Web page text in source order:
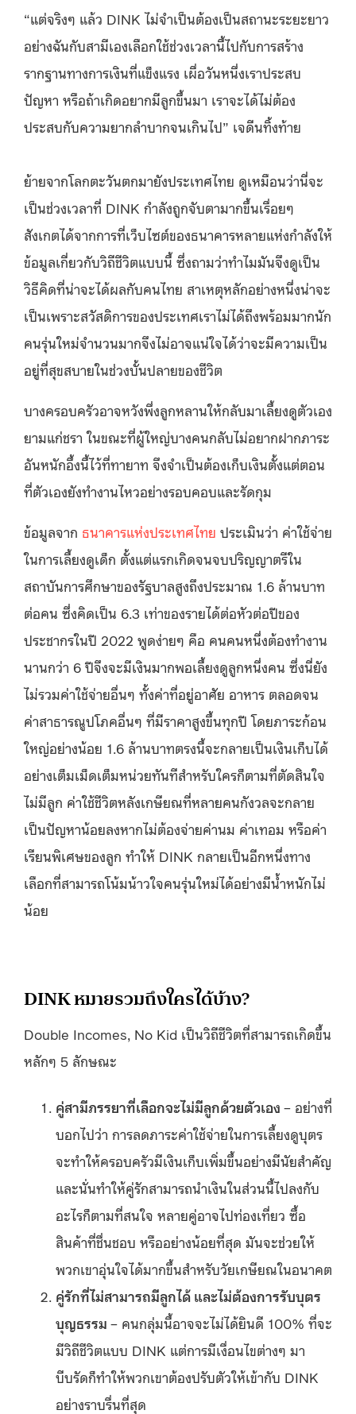
“แต่จริงๆ แล้ว DINK ไม่จำเป็นต้องเป็นสถานะระยะยาว
อย่างฉันกับสามีเองเลือกใช้ช่วงเวลานี้ไปกับการสร้าง
รากฐานทางการเงินที่แข็งแรง เผื่อวันหนึ่งเราประสบ
ปัญหา หรือถ้าเกิดอยากมีลูกขึ้นมา เราจะได้ไม่ต้อง
ประสบกับความยากลำบากจนเกินไป” เจดีนทิ้งท้าย
ย้ายจากโลกตะวันตกมายังประเทศไทย ดูเหมือนว่านี่จะ
เป็นช่วงเวลาที่ DINK กำลังถูกจับตามากขึ้นเรื่อยๆ
สังเกตได้จากการที่เว็บไซต์ของธนาคารหลายแห่งกำลังให้
ข้อมูลเกี่ยวกับวิถีชีวิตแบบนี้ ซึ่งถามว่าทำไมมันจึงดูเป็น
วิธีคิดที่น่าจะได้ผลกับคนไทย สาเหตุหลักอย่างหนึ่งน่าจะ
เป็นเพราะสวัสดิการของประเทศเราไม่ได้ถึงพร้อมมากนัก
คนรุ่นใหม่จำนวนมากจึงไม่อาจแน่ใจได้ว่าจะมีความเป็น
อยู่ที่สุขสบายในช่วงบั้นปลายของชีวิต
บางครอบครัวอาจหวังพึ่งลูกหลานให้กลับมาเลี้ยงดูตัวเอง
ยามแก่ชรา ในขณะที่ผู้ใหญ่บางคนกลับไม่อยากฝากภาระ
อันหนักอึ้งนี้ไว้ที่ทายาท จึงจำเป็นต้องเก็บเงินตั้งแต่ตอน
ที่ตัวเองยังทำงานไหวอย่างรอบคอบและรัดกุม
ข้อมูลจาก ธนาคารแห่งประเทศไทย ประเมินว่า ค่าใช้จ่าย
ในการเลี้ยงดูเด็ก ตั้งแต่แรกเกิดจนจบปริญญาตรีใน
สถาบันการศึกษาของรัฐบาลสูงถึงประมาณ 1.6 ล้านบาท
ต่อคน ซึ่งคิดเป็น 6.3 เท่าของรายได้ต่อหัวต่อปีของ
ประชากรในปี 2022 พูดง่ายๆ คือ คนคนหนึ่งต้องทำงาน
นานกว่า 6 ปีจึงจะมีเงินมากพอเลี้ยงดูลูกหนึ่งคน ซึ่งนี่ยัง
ไม่รวมค่าใช้จ่ายอื่นๆ ทั้งค่าที่อยู่อาศัย อาหาร ตลอดจน
ค่าสาธารณูปโภคอื่นๆ ที่มีราคาสูงขึ้นทุกปี โดยภาระก้อน
ใหญ่อย่างน้อย 1.6 ล้านบาทตรงนี้จะกลายเป็นเงินเก็บได้
อย่างเต็มเม็ดเต็มหน่วยทันทีสำหรับใครก็ตามที่ตัดสินใจ
ไม่มีลูก ค่าใช้ชีวิตหลังเกษียณที่หลายคนกังวลจะกลาย
เป็นปัญหาน้อยลงหากไม่ต้องจ่ายค่านม ค่าเทอม หรือค่า
เรียนพิเศษของลูก ทำให้ DINK กลายเป็นอีกหนึ่งทาง
เลือกที่สามารถโน้มน้าวใจคนรุ่นใหม่ได้อย่างมีน้ำหนักไม่
น้อย
DINK หมายรวมถึงใครได้บ้าง?
Double Incomes, No Kid เป็นวิถีชีวิตที่สามารถเกิดขึ้น
หลักๆ 5 ลักษณะ
คู่สามีภรรยาที่เลือกจะไม่มีลูกด้วยตัวเอง – อย่างที่
บอกไปว่า การลดภาระค่าใช้จ่ายในการเลี้ยงดูบุตร
จะทำให้ครอบครัวมีเงินเก็บเพิ่มขึ้นอย่างมีนัยสำคัญ
และนั่นทำให้คู่รักสามารถนำเงินในส่วนนี้ไปลงกับ
อะไรก็ตามที่สนใจ หลายคู่อาจไปท่องเที่ยว ซื้อ
สินค้าที่ชื่นชอบ หรืออย่างน้อยที่สุด มันจะช่วยให้
พวกเขาอุ่นใจได้มากขึ้นสำหรับวัยเกษียณในอนาคต
คู่รักที่ไม่สามารถมีลูกได้ และไม่ต้องการรับบุตร
บุญธรรม – คนกลุ่มนี้อาจจะไม่ได้ยินดี 100% ที่จะ
มีวิถีชีวิตแบบ DINK แต่การมีเงื่อนไขต่างๆ มา
บีบรัดก็ทำให้พวกเขาต้องปรับตัวให้เข้ากับ DINK
อย่างราบรื่นที่สุด